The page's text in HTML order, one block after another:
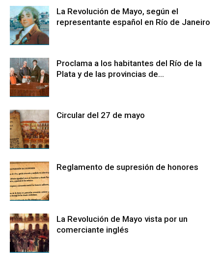
La Revolución de Mayo, según el
representante español en Río de Janeiro
Proclama a los habitantes del Río de la
Plata y de las provincias de...
Circular del 27 de mayo
Reglamento de supresión de honores
La Revolución de Mayo vista por un
comerciante inglés